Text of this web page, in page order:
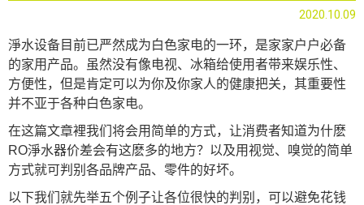
2020.10.09
淨水设备目前已严然成为白色家电的一环，是家家户户必备
的家用产品。虽然没有像电视、冰箱给使用者带来娱乐性、
方便性，但是肯定可以为你及你家人的健康把关，其重要性
并不亚于各种白色家电。
在这篇文章裡我们将会用简单的方式，让消费者知道为什麽
RO淨水器价差会有这麽多的地方？以及用视觉、嗅觉的简单
方式就可判别各品牌产品、零件的好坏。
以下我们就先举五个例子让各位很快的判别，可以避免花钱